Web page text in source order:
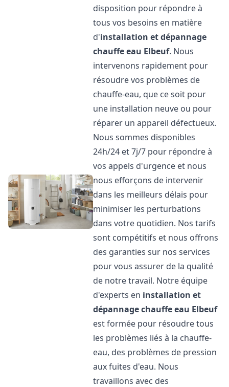
disposition pour répondre à
tous vos besoins en matière
d'installation et dépannage
chauffe eau Elbeuf. Nous
intervenons rapidement pour
résoudre vos problèmes de
chauffe-eau, que ce soit pour
une installation neuve ou pour
réparer un appareil défectueux.
Nous sommes disponibles
24h/24 et 7j/7 pour répondre à
vos appels d'urgence et nous
nous efforçons de intervenir
dans les meilleurs délais pour
minimiser les perturbations
dans votre quotidien. Nos tarifs
sont compétitifs et nous offrons
des garanties sur nos services
pour vous assurer de la qualité
de notre travail. Notre équipe
d'experts en installation et
dépannage chauffe eau Elbeuf
est formée pour résoudre tous
les problèmes liés à la chauffe-
eau, des problèmes de pression
aux fuites d'eau. Nous
travaillons avec des